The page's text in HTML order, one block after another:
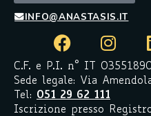
INFO@ANASTASIS.IT
C.F. e P.I. n° IT
Sede legale: Via
Tel: 051 29 62 111
Iscrizione presso